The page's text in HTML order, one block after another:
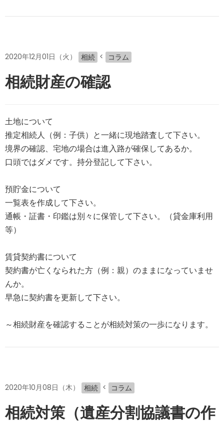
2020年12月01日（火） 相続 < コラム
相続財産の確認
土地について
推定相続人（例：子供）と一緒に現地踏査して下さい。
境界の確認、宅地の場合は進入路が確保してあるか。
口頭ではダメです。持分登記して下さい。
預貯金について
一覧表を作成して下さい。
通帳・証書・印鑑は別々に保管して下さい。（貸金庫利用
等）
賃貸契約書について
契約書が亡くなられた方（例：親）のままになっていませ
んか。
早急に契約書を更新して下さい。
～相続財産を確認することが相続対策の一歩になります。
2020年10月08日（木） 相続 < コラム
相続対策（遺産分割協議書の作